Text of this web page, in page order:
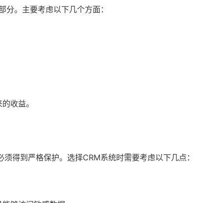
。主要考虑以下几个方面：
收益。
得到严格保护。选择CRM系统时需要考虑以下几点：